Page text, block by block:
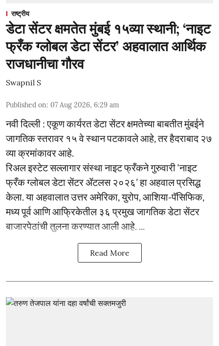
राष्ट्रीय
डेटा सेंटर क्षमतेत मुंबई १५व्या स्थानी; ‘नाइट
फ्रँक ग्लोबल डेटा सेंटर’ अहवालात आर्थिक
राजधानीचा गौरव
Swapnil S
Published on: 07 Aug 2026, 6:29 am
नवी दिल्ली : एकूण कार्यरत डेटा सेंटर क्षमतेच्या बाबतीत मुंबईने
जागतिक स्तरावर १५ वे स्थान पटकावले आहे, तर हैदराबाद २७
व्या क्रमांकावर आहे.
रिअल इस्टेट सल्लागार संस्था नाइट फ्रँकने गुरुवारी ‘नाइट
फ्रँक ग्लोबल डेटा सेंटर ॲटलस २०२६’ हा अहवाल प्रसिद्ध
केला. या अहवालात उत्तर अमेरिका, युरोप, आशिया-पॅसिफिक,
मध्य पूर्व आणि आफ्रिकेतील ३६ प्रमुख जागतिक डेटा सेंटर
बाजारपेठांची तुलना करण्यात आली आहे. ...
Read More